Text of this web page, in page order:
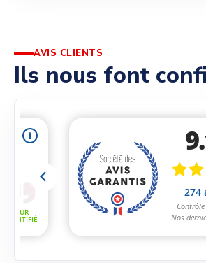
AVIS CLIENTS
Ils nous font